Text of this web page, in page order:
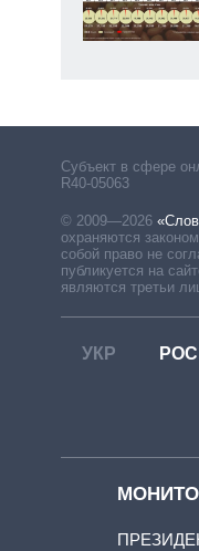
Субъект в сфере
R40-05063
© 2009—2026
охраняются
собой право не
публикуется на
являются третьи
УКР РОС